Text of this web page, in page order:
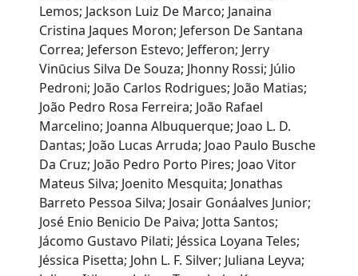
Lemos; Jackson Luiz De Marco; Janaina
Cristina Jaques Moron; Jeferson De Santana
Correa; Jeferson Estevo; Jefferon; Jerry
Vinūcius Silva De Souza; Jhonny Rossi; Júlio
Pedroni; João Carlos Rodrigues; João Matias;
João Pedro Rosa Ferreira; João Rafael
Marcelino; Joanna Albuquerque; Joao L. D.
Dantas; João Lucas Arruda; Joao Paulo Busche
Da Cruz; João Pedro Porto Pires; Joao Vitor
Mateus Silva; Joenito Mesquita; Jonathas
Barreto Pessoa Silva; Josair Gonáalves Junior;
José Enio Benicio De Paiva; Jotta Santos;
Jácomo Gustavo Pilati; Jéssica Loyana Teles;
Jéssica Pisetta; John L. F. Silver; Juliana Leyva;